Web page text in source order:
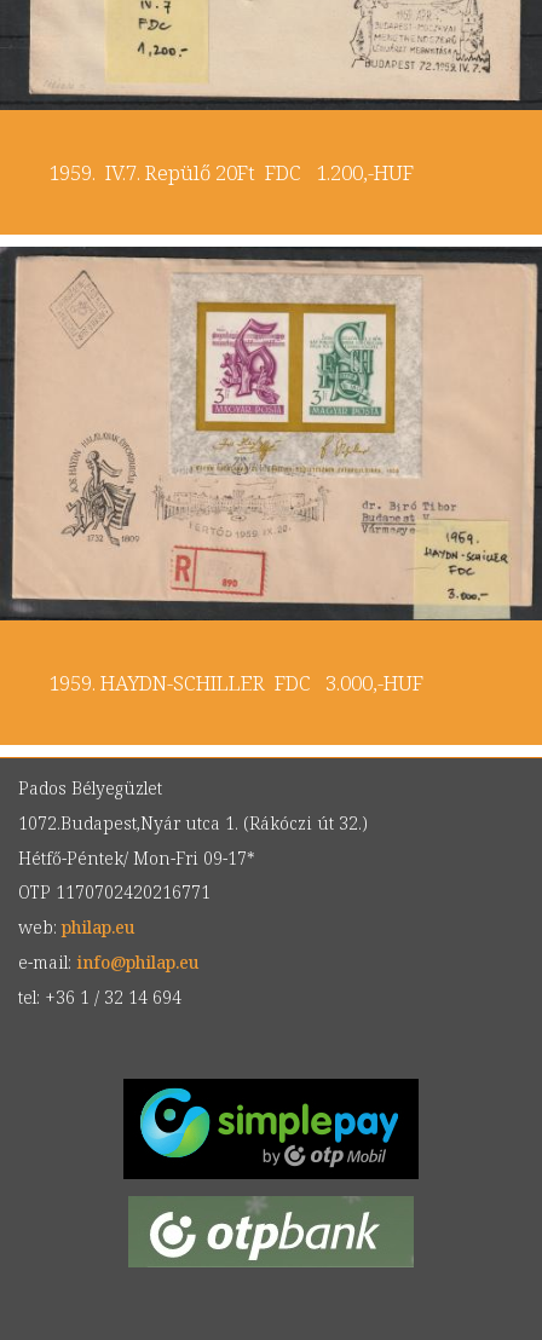
1959. IV.7. Repülő 20Ft FDC 1.200,-HUF
1959. HAYDN-SCHILLER FDC 3.000,-HUF
Pados Bélyegüzlet
1072.Budapest,Nyár utca 1. (Rákóczi út 32.)
Hétfő-Péntek/ Mon-Fri 09-17*
OTP 1170702420216771
web:philap.eu
e-mail: info@philap.eu
tel: +36 1 / 32 14 694